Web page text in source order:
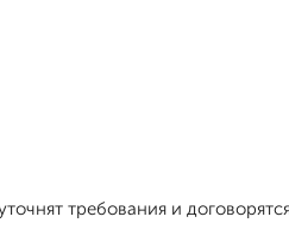
требования и